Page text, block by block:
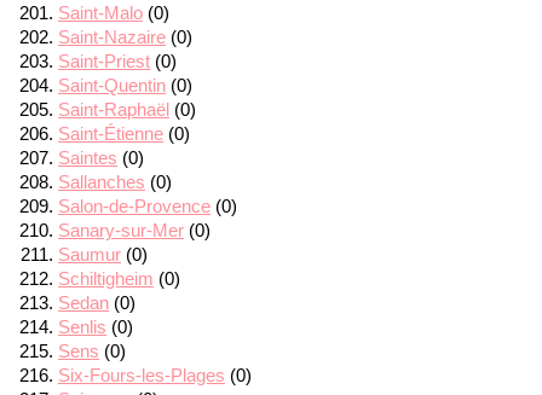
Saint-Malo (0)
Saint-Nazaire (0)
Saint-Priest (0)
Saint-Quentin (0)
Saint-Raphaël (0)
Saint-Étienne (0)
Saintes (0)
Sallanches (0)
Salon-de-Provence (0)
Sanary-sur-Mer (0)
Saumur (0)
Schiltigheim (0)
Sedan (0)
Senlis (0)
Sens (0)
Six-Fours-les-Plages (0)